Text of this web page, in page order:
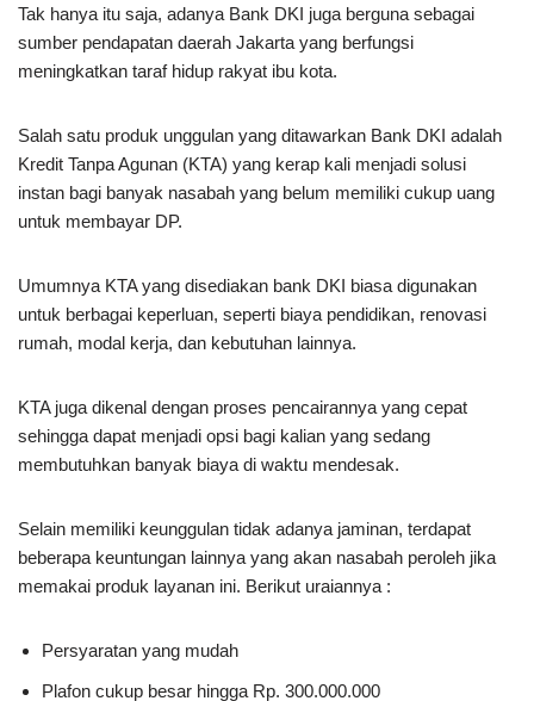
Tak hanya itu saja, adanya Bank DKI juga berguna sebagai
sumber pendapatan daerah Jakarta yang berfungsi
meningkatkan taraf hidup rakyat ibu kota.
Salah satu produk unggulan yang ditawarkan Bank DKI adalah
Kredit Tanpa Agunan (KTA) yang kerap kali menjadi solusi
instan bagi banyak nasabah yang belum memiliki cukup uang
untuk membayar DP.
Umumnya KTA yang disediakan bank DKI biasa digunakan
untuk berbagai keperluan, seperti biaya pendidikan, renovasi
rumah, modal kerja, dan kebutuhan lainnya.
KTA juga dikenal dengan proses pencairannya yang cepat
sehingga dapat menjadi opsi bagi kalian yang sedang
membutuhkan banyak biaya di waktu mendesak.
Selain memiliki keunggulan tidak adanya jaminan, terdapat
beberapa keuntungan lainnya yang akan nasabah peroleh jika
memakai produk layanan ini. Berikut uraiannya :
Persyaratan yang mudah
Plafon cukup besar hingga Rp. 300.000.000